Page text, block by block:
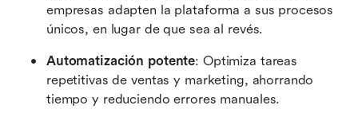
empresas adapten la plataforma a sus procesos
únicos, en lugar de que sea al revés.
Automatización potente: Optimiza tareas
repetitivas de ventas y marketing, ahorrando
tiempo y reduciendo errores manuales.